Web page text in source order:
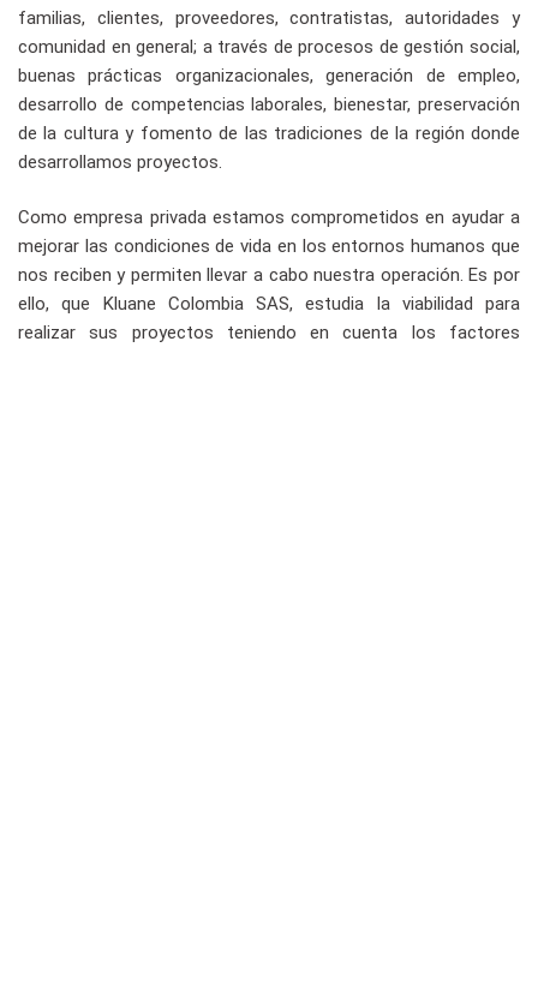
familias, clientes, proveedores, contratistas, autoridades y
comunidad en general; a través de procesos de gestión social,
buenas prácticas organizacionales, generación de empleo,
desarrollo de competencias laborales, bienestar, preservación
de la cultura y fomento de las tradiciones de la región donde
desarrollamos proyectos.
Como empresa privada estamos comprometidos en ayudar a
mejorar las condiciones de vida en los entornos humanos que
nos reciben y permiten llevar a cabo nuestra operación. Es por
ello, que Kluane Colombia SAS, estudia la viabilidad para
realizar sus proyectos teniendo en cuenta los factores